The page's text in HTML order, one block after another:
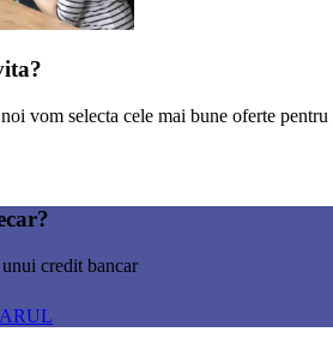
vom selecta cele mai bune oferte pentru
credit bancar